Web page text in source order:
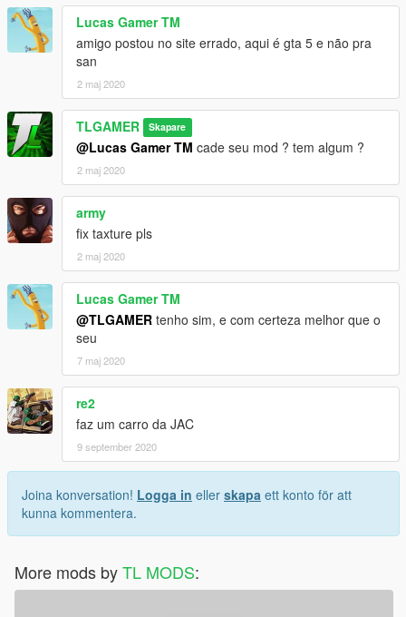
credits:
author: TL MODS
Converting and Editing By: TL MODS
CHANNEL YOUTUBE -> https://www.youtube.com/TLMODS
••• WHO IS USING THE MOD LETS THE CREDITS IN THE
DESCRIPTION OF THE VIDEOS •••
LOCAL: C: \ Program Files (x86) \ Grand Theft Auto V \
x64e.rpf \ levels \ gta5 \ vehicles.rpf \
Lucas Gamer TM
amigo postou no site errado, aqui é gta 5 e não pra
san
2 maj 2020
TLGAMER Skapare
@Lucas Gamer TM cade seu mod ? tem algum ?
2 maj 2020
army
fix taxture pls
2 maj 2020
Lucas Gamer TM
@TLGAMER tenho sim, e com certeza melhor que o
seu
7 maj 2020
re2
faz um carro da JAC
9 september 2020
Joina konversation! Logga in eller skapa ett konto för att
kunna kommentera.
More mods byTL MODS: